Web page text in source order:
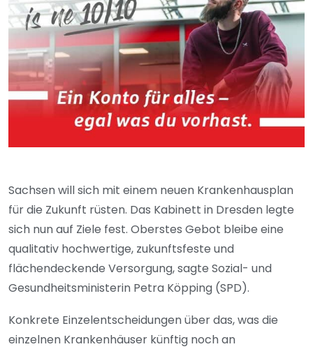
Sachsen will sich mit einem neuen Krankenhausplan
für die Zukunft rüsten. Das Kabinett in Dresden legte
sich nun auf Ziele fest. Oberstes Gebot bleibe eine
qualitativ hochwertige, zukunftsfeste und
flächendeckende Versorgung, sagte Sozial- und
Gesundheitsministerin Petra Köpping (SPD).
Konkrete Einzelentscheidungen über das, was die
einzelnen Krankenhäuser künftig noch an